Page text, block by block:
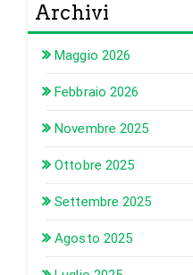
Archivi
Maggio 2026
Febbraio 2026
Novembre 2025
Ottobre 2025
Settembre 2025
Agosto 2025